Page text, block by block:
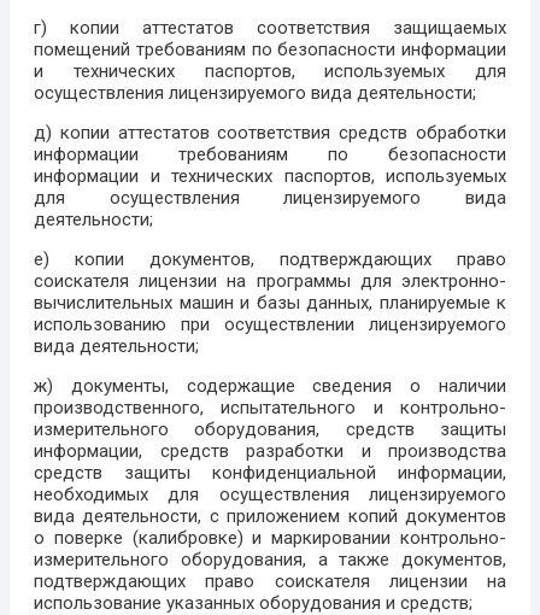
г) копии аттестатов соответствия защищаемых
помещений требованиям по безопасности информации
и технических паспортов, используемых для
осуществления лицензируемого вида деятельности;
д) копии аттестатов соответствия средств обработки
информации требованиям по безопасности
информации и технических паспортов, используемых
для осуществления лицензируемого вида
деятельности;
е) копии документов, подтверждающих право
соискателя лицензии на программы для электронно-
вычислительных машин и базы данных, планируемые к
использованию при осуществлении лицензируемого
вида деятельности;
ж) документы, содержащие сведения о наличии
производственного, испытательного и контрольно-
измерительного оборудования, средств защиты
информации, средств разработки и производства
средств защиты конфиденциальной информации,
необходимых для осуществления лицензируемого
вида деятельности, с приложением копий документов
о поверке (калибровке) и маркировании контрольно-
измерительного оборудования, а также документов,
подтверждающих право соискателя лицензии на
использование указанных оборудования и средств;